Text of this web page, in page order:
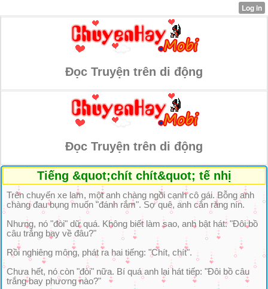
Đọc Truyện trên di động
Đọc Truyện trên di động
Tiếng &quot;chít chít&quot; tế nhị
Trên chuyến xe lam, một anh chàng ngồi cạnh cô gái. Bỗng anh
chàng đau bụng muốn "đánh rắm". Sợ quê, anh cắn răng nín.
Nhưng, nó "đòi" dữ quá. Không biết làm sao, anh bật hát: "Đôi bồ
câu trắng bay về đâu?"
Rồi nghiêng mông, phát ra hai tiếng: "Chít, chít".
Chưa hết, nó còn "đòi" nữa. Bí quá anh lại hát tiếp: "Đôi bồ câu
trắng bay phương nào?"